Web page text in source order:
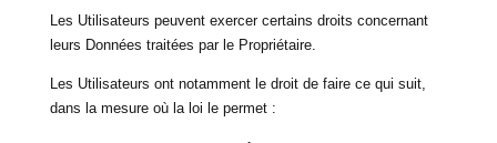
Les Utilisateurs peuvent exercer certains droits concernant
leurs Données traitées par le Propriétaire.
Les Utilisateurs ont notamment le droit de faire ce qui suit,
dans la mesure où la loi le permet :